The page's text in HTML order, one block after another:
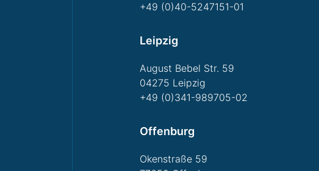
+49 (0)40-5247151-01
Leipzig
August Bebel Str. 59
04275 Leipzig
+49 (0)341-989705-02
Offenburg
Okenstraße 59